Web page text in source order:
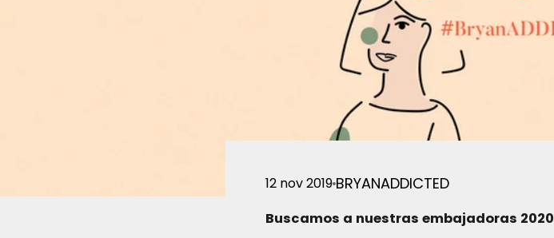
12 nov 2019 BRYANADDICTED
Buscamos a nuestras embajadoras 2020